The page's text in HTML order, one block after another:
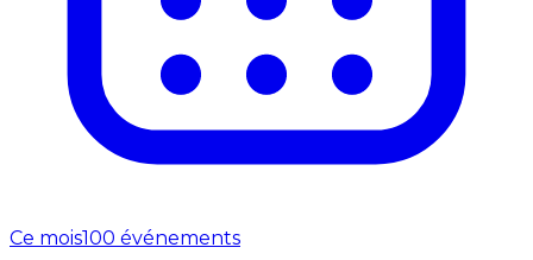
Ce mois100 événements